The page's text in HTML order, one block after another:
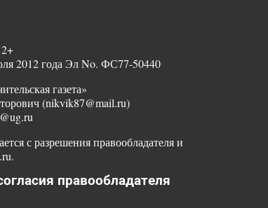
2012 года Эл No. ФС77-50440
газета»
(nikvik87@mail.ru)
с разрешения правообладателя и
правообладателя